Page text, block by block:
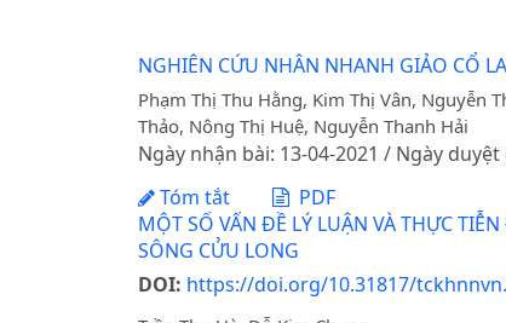
NGHIÊN CỨU NHÂN NHANH GIẢO CỔ
Phạm Thị Thu Hằng, Kim Thị Vân, Nguyễn
Thảo, Nông Thị Huệ, Nguyễn Thanh Hải
Ngày nhận bài: 13-04-2021 / Ngày duyệt
Tóm tắt
PDF
MỘT SỐ VẤN ĐỀ LÝ LUẬN VÀ THỰC
SÔNG CỬU LONG
DOI: https://doi.org/10.31817/